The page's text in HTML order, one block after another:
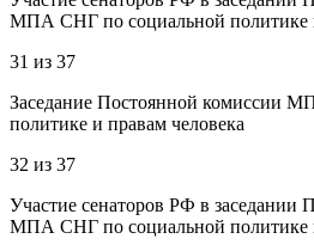
МПА СНГ по социальной политике
31 из 37
Заседание Постоянной комиссии
политике и правам человека
32 из 37
Участие сенаторов РФ в заседании
МПА СНГ по социальной политике